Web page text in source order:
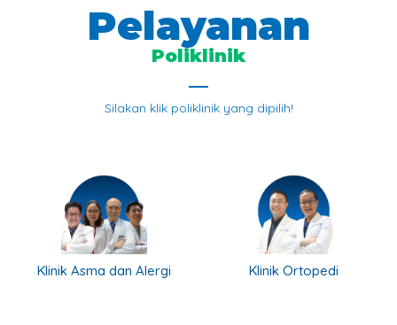
Pelayanan
Poliklinik
Silakan klik poliklinik yang dipilih!
Klinik Asma dan Alergi Klinik Ortopedi